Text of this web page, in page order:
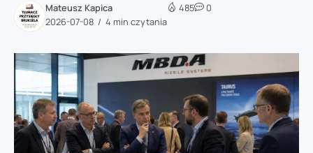
Mateusz Kapica
2026-07-08
4 min czytania
485 0